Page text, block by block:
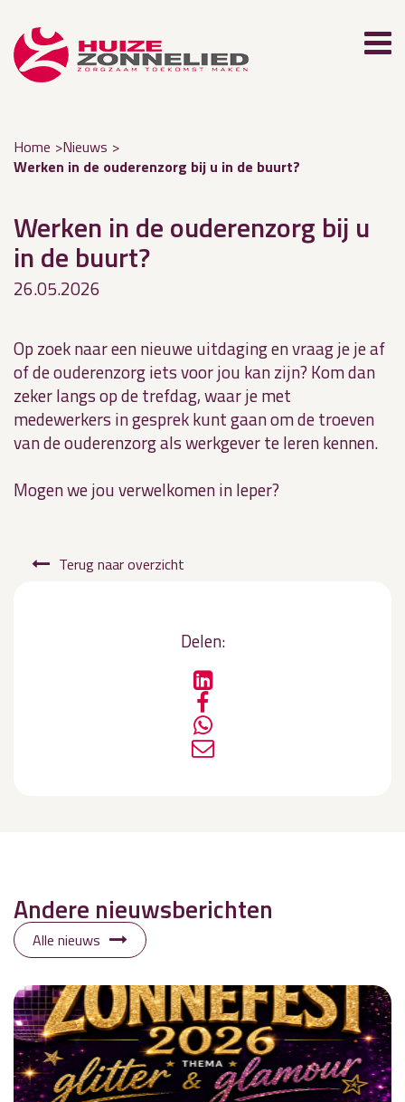
Home
Nieuws
Werken in de ouderenzorg bij u in de buurt?
Werken in de ouderenzorg bij u
in de buurt?
26.05.2026
Op zoek naar een nieuwe uitdaging en vraag je je af
of de ouderenzorg iets voor jou kan zijn? Kom dan
zeker langs op de trefdag, waar je met
medewerkers in gesprek kunt gaan om de troeven
van de ouderenzorg als werkgever te leren kennen.
Mogen we jou verwelkomen in Ieper?
Terug naar overzicht
Delen:
Andere nieuwsberichten
Alle nieuws